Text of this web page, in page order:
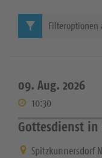
09. Aug. 2026
10:30
Gottesdienst
Spitzkunnersdorf
Filteroptionen